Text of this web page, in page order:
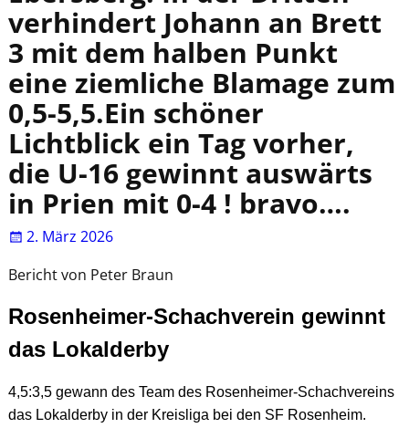
verhindert Johann an Brett
3 mit dem halben Punkt
eine ziemliche Blamage zum
0,5-5,5.Ein schöner
Lichtblick ein Tag vorher,
die U-16 gewinnt auswärts
in Prien mit 0-4 ! bravo….
2. März 2026
Bericht von Peter Braun
Rosenheimer-Schachverein gewinnt
das Lokalderby
4,5:3,5 gewann des Team des Rosenheimer-Schachvereins
das Lokalderby in der Kreisliga bei den SF Rosenheim.